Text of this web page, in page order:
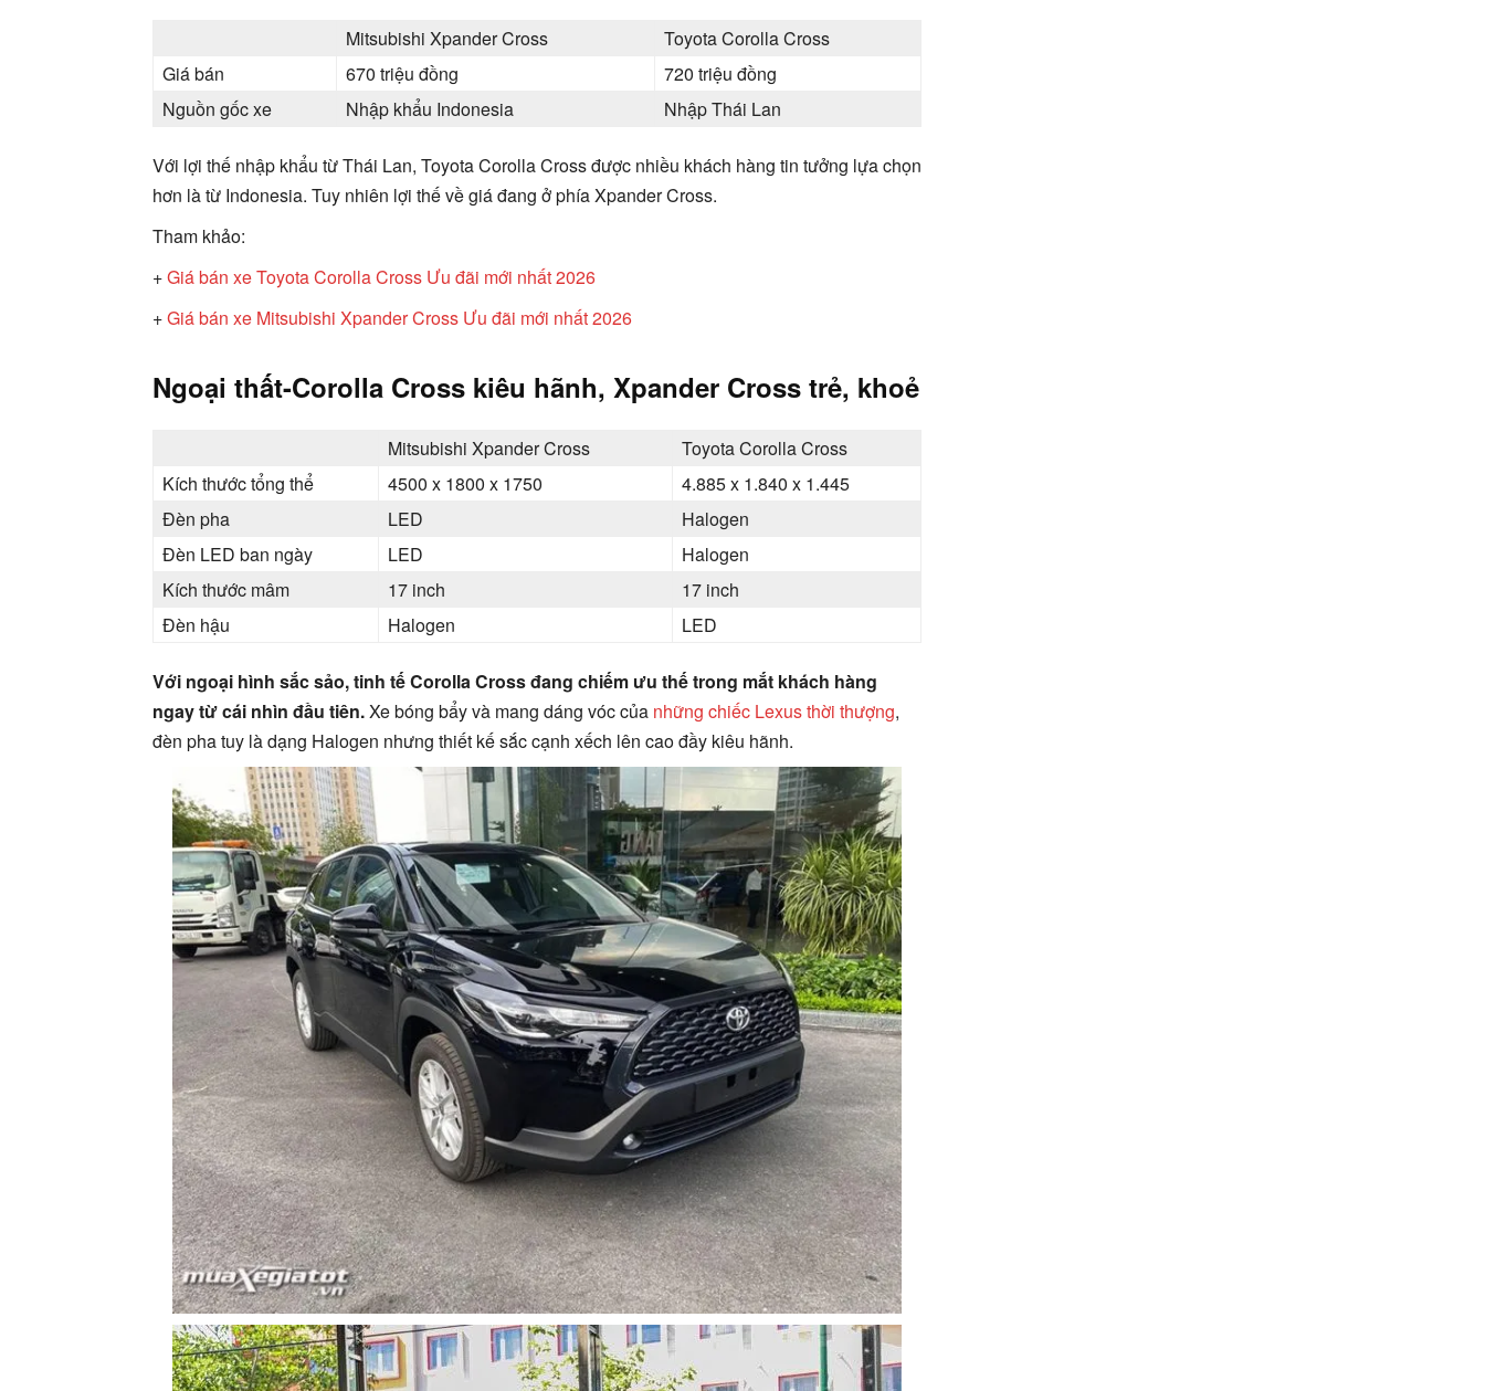
Mitsubishi Xpander Cross
Toyota Corolla Cross
Giá bán
670 triệu đồng
720 triệu đồng
Nguồn gốc xe
Nhập khẩu Indonesia Nhập Thái Lan
Với lợi thế nhập khẩu từ Thái Lan, Toyota Corolla Cross được nhiều khách hàng tin tưởng lựa chọn
hơn là từ Indonesia. Tuy nhiên lợi thế về giá đang ở phía Xpander Cross.
Tham khảo:
+Giá bán xe Toyota Corolla Cross Ưu đãi mới nhất 2026
+Giá bán xe Mitsubishi Xpander Cross Ưu đãi mới nhất 2026
Ngoại thất-Corolla Cross kiêu hãnh, Xpander Cross trẻ, khoẻ
Mitsubishi Xpander Cross
Toyota Corolla Cross
Kích thước tổng thể
4500 x 1800 x 1750
4.885 x 1.840 x 1.445
Đèn pha
LED
Halogen
Đèn LED ban ngày
LED
Halogen
Kích thước mâm
17 inch
17 inch
Đèn hậu
Halogen LED
Với ngoại hình sắc sảo, tinh tế Corolla Cross đang chiếm ưu thế trong mắt khách hàng
ngay từ cái nhìn đầu tiên.Xe bóng bẩy và mang dáng vóc của những chiếc Lexus thời thượng,
đèn pha tuy là dạng Halogen nhưng thiết kế sắc cạnh xếch lên cao đầy kiêu hãnh.